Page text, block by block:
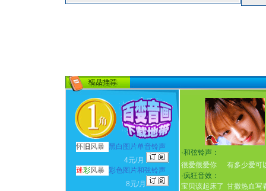
怀 旧 风暴
黑白图片单音铃声
4元/月
迷彩风暴 彩色图片和弦铃声
8元/月
·和弦铃声：
很爱很爱你
有多少爱可
·疯狂音效：
宝贝该起床了 甘撒热血写